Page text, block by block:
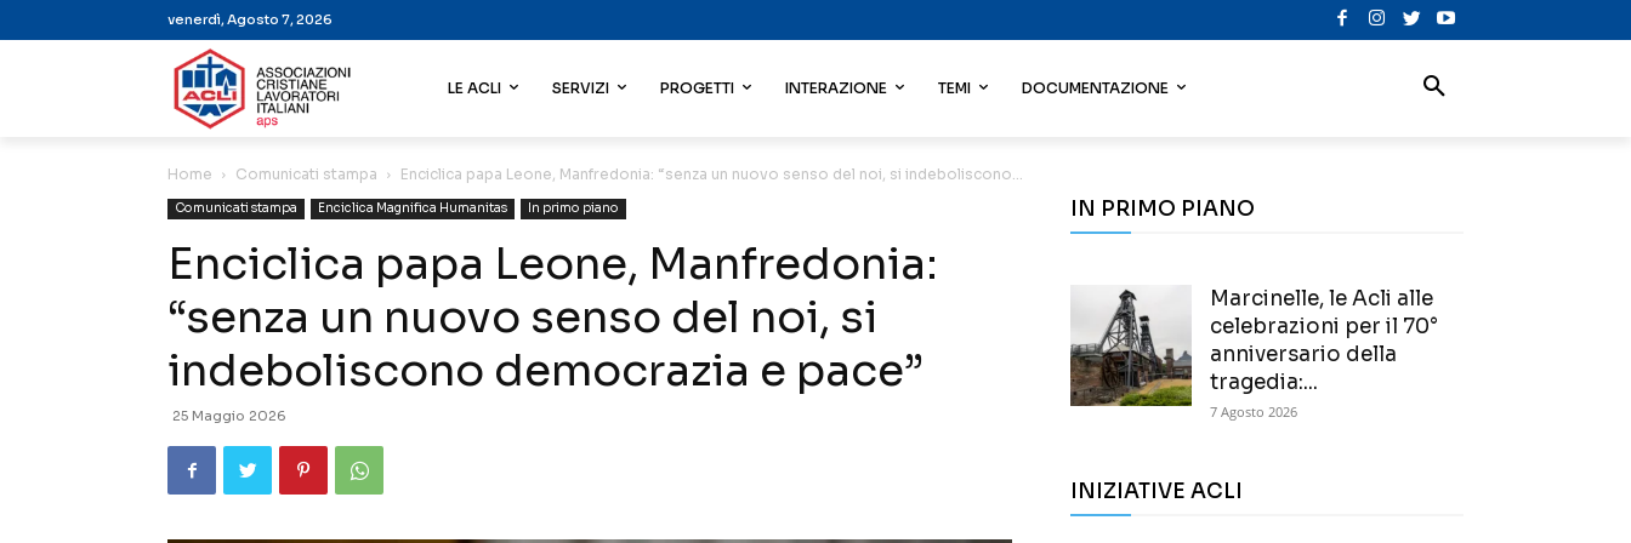
venerdì, Agosto 7, 2026
LE ACLI SERVIZI PROGETTI INTERAZIONE TEMI DOCUMENTAZIONE
Home Comunicati stampa Enciclica papa Leone, Manfredonia: “senza un nuovo senso del noi, si indeboliscono...
Comunicati stampa Enciclica Magnifica Humanitas In primo piano
Enciclica papa Leone, Manfredonia:
“senza un nuovo senso del noi, si
indeboliscono democrazia e pace”
25 Maggio 2026
IN PRIMO PIANO
Marcinelle, le Acli alle
celebrazioni per il 70°
anniversario della
tragedia:...
7 Agosto 2026
INIZIATIVE ACLI